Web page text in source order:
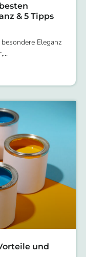
& 5 Tipps
Eleganz
und